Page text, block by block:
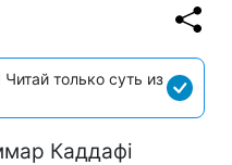
только суть из
Каддафі